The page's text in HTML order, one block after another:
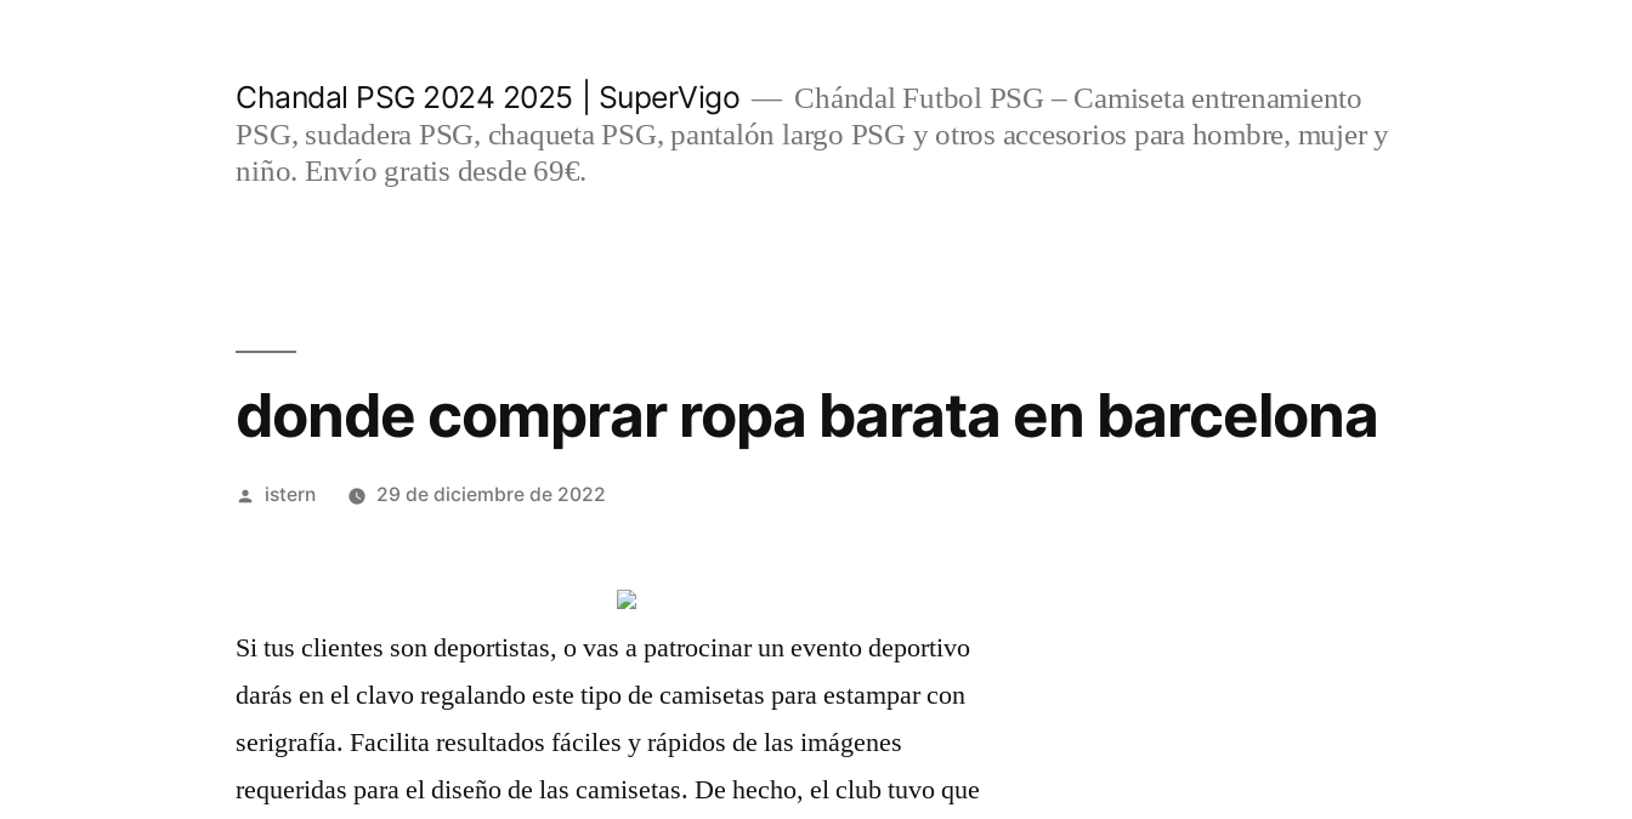
Chandal PSG 2024 2025 | SuperVigo
Chándal Futbol PSG – Camiseta entrenamiento
PSG, sudadera PSG, chaqueta PSG, pantalón largo PSG y otros accesorios para hombre, mujer y
niño. Envío gratis desde 69€.
donde comprar ropa barata en barcelona
Publicado
istern 29 de diciembre de 2022
Si tus clientes son deportistas, o vas a patrocinar un evento deportivo
darás en el clavo regalando este tipo de camisetas para estampar con
serigrafía. Facilita resultados fáciles y rápidos de las imágenes
requeridas para el diseño de las camisetas. De hecho, el club tuvo que